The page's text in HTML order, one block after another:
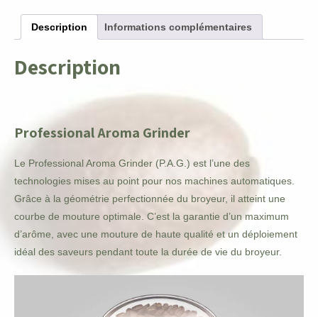
Description Informations complémentaires
Description
Professional Aroma Grinder
Le Professional Aroma Grinder (P.A.G.) est l’une des
technologies mises au point pour nos machines automatiques.
Grâce à la géométrie perfectionnée du broyeur, il atteint une
courbe de mouture optimale. C’est la garantie d’un maximum
d’arôme, avec une mouture de haute qualité et un déploiement
idéal des saveurs pendant toute la durée de vie du broyeur.